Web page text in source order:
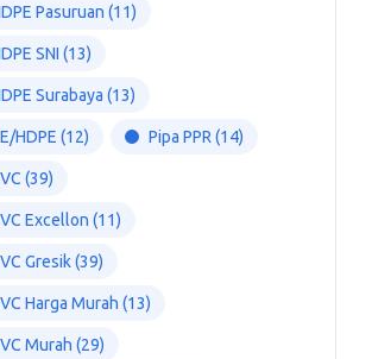
Pasuruan (11)
SNI (13)
Surabaya (13)
HDPE (12) Pipa PPR (14)
(39)
Excellon (11)
Gresik(39)
Harga Murah (13)
Murah (29)